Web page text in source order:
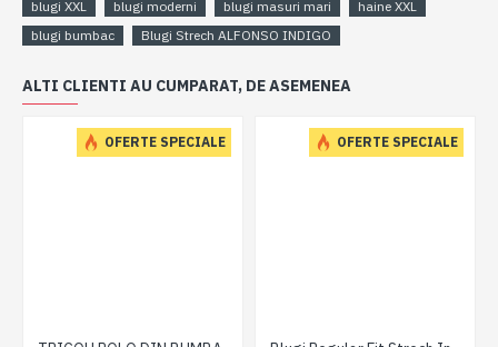
blugi XXL blugi moderni blugi masuri mari
haine XXL
blugi bumbac
Blugi Strech ALFONSO INDIGO
ALTI CLIENTI AU CUMPARAT, DE ASEMENEA
OFERTE SPECIALE OFERTE SPECIALE